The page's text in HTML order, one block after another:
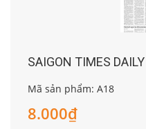
SAIGON TIMES DAILY
Mã sản phẩm: A18
8.000₫